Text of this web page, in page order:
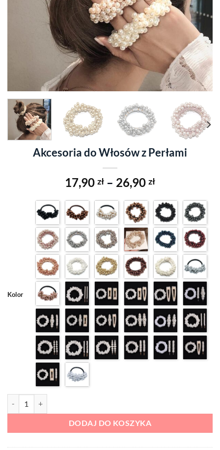
Akcesoria do Włosów z Perłami
17,90 zł – 26,90 zł
Kolor
DODAJ DO KOSZYKA